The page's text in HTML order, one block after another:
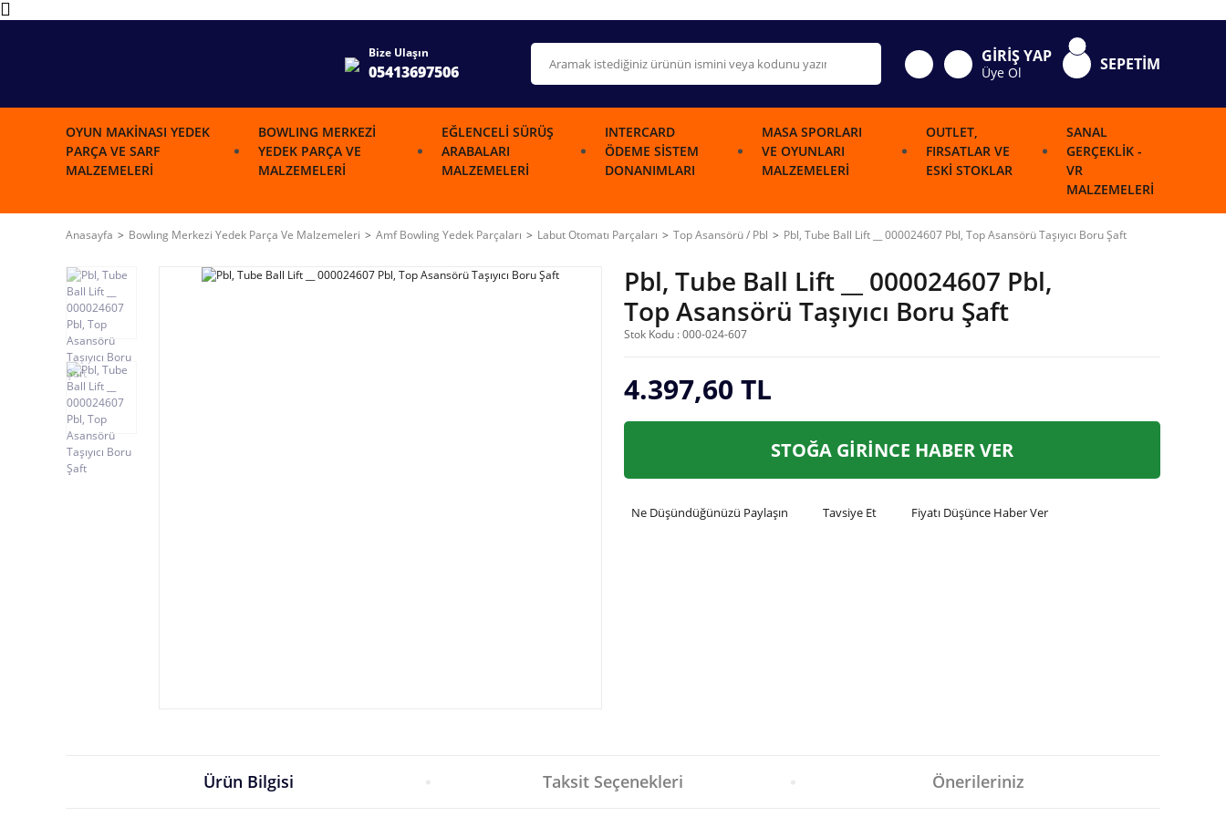
Bize Ulaşın
05413697506
GİRİŞ YAP
Üye Ol SEPETİM
OYUN MAKINASI YEDEK
PARÇA VE SARF
MALZEMELERI
BOWLING MERKEZI
YEDEK PARÇA VE
MALZEMELERI
EĞLENCELI SÜRÜŞ
ARABALARI
MALZEMELERI
INTERCARD
ÖDEME SISTEM
DONANIMLARI
MASA SPORLARI
VE OYUNLARI
MALZEMELERI
OUTLET,
FIRSATLAR VE
ESKI STOKLAR
SANAL
GERÇEKLIK -
VR
MALZEMELERI
Anasayfa Bowlıng Merkezi Yedek Parça Ve Malzemeleri Amf Bowling Yedek Parçaları Labut Otomatı Parçaları Top Asansörü / Pbl Pbl, Tube Ball Lift __ 000024607 Pbl, Top Asansörü Taşıyıcı Boru Şaft
Pbl, Tube Ball Lift __ 000024607 Pbl,
Top Asansörü Taşıyıcı Boru Şaft
Stok Kodu : 000-024-607
4.397,60 TL
STOĞA GİRİNCE HABER VER
Ne Düşündüğünüzü Paylaşın Tavsiye Et Fiyatı Düşünce Haber Ver
Ürün Bilgisi Taksit Seçenekleri Önerileriniz